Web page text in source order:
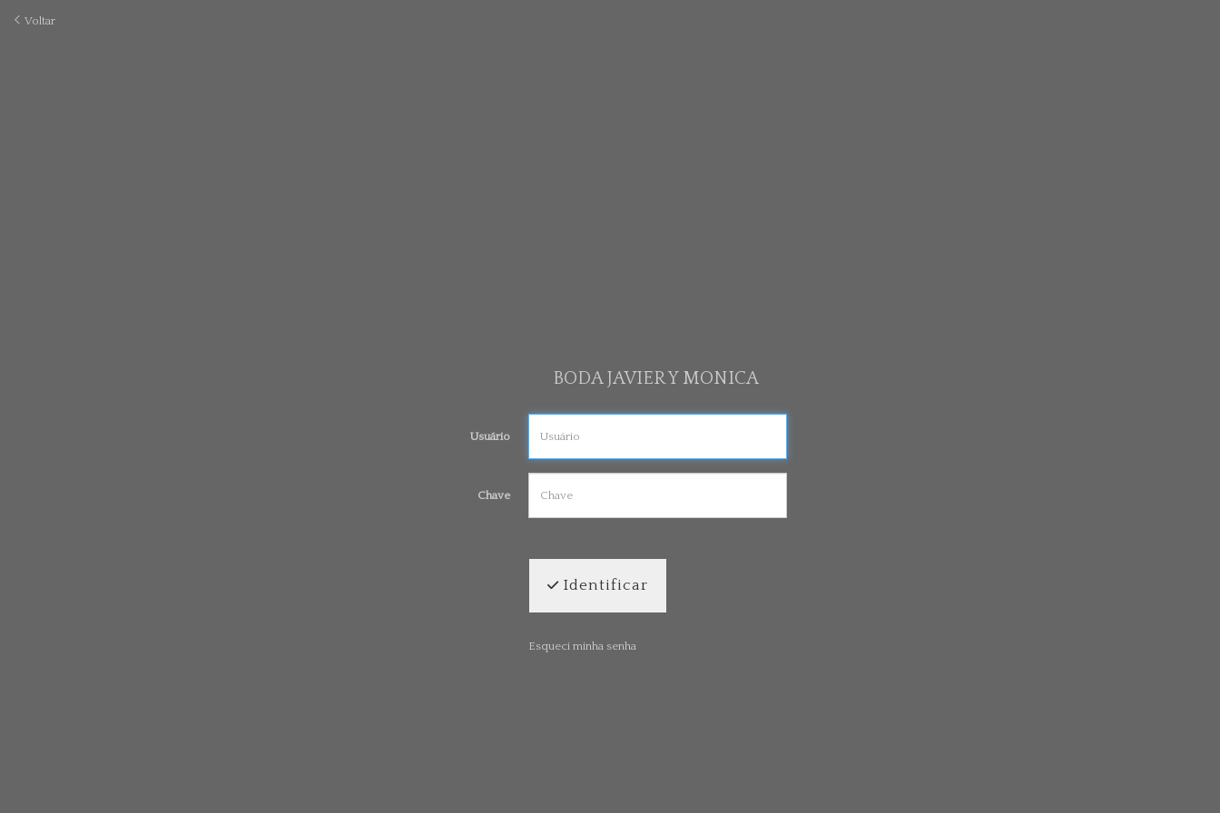
Voltar
BODA JAVIER Y MONICA
Usuário
Chave
Identificar
Esqueci minha senha